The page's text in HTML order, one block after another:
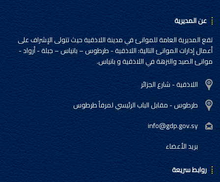
عن المديرية
تقع المديرية العامة للموانئ في مدينة اللاذقية حيث تتولى الإشراف على
أعمال إدارات الموانئ التالية: اللاذقية - طرطوس – بانياس – جبلة - أرواد -
موانئ الصيد والنزهة في اللاذقية و بانياس.
اللاذقية - شارع الجزائر
طرطوس - مقابل الباب الرئيسي لمرفأ طرطوس
info@gdp.gov.sy
بريد الأعضاء
روابط سريعة